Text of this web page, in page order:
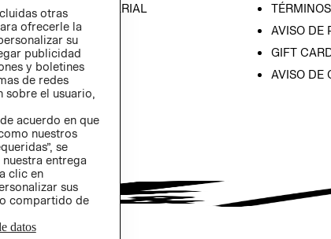
POLÍTICA EMPRESARIAL
AVISO DE
GIFT
AVISO DE
otras
ofrecerle la
su
publicidad
y boletines
de redes
el usuario,
acuerdo en que
nuestros
se
entrega
clic en
sus
compartido de
datos